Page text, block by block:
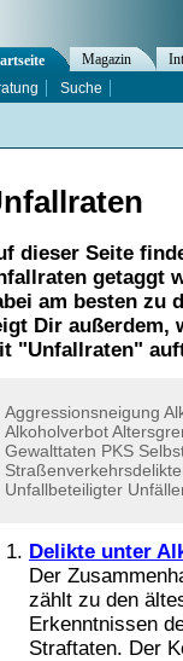
dieser Seite
getaggt
am besten zu
Dir außerdem,
"Unfallraten"
Aggressionsneigung
Alkoholverbot
Gewalttaten PKS
Unfallbeteiligter
Delikte unter
Der
zählt zu den
Erkenntnissen
Straftaten. Der
Magazin
Suche